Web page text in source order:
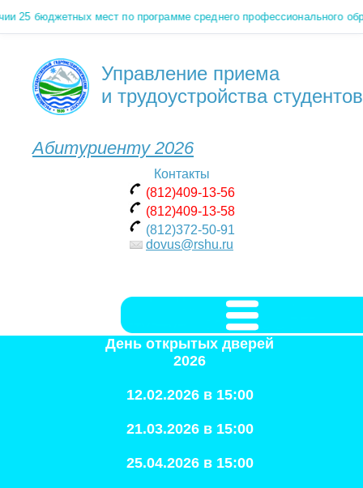
мест по программе среднего профессионального
Управление приема
и трудоустройства студентов
Абитуриенту 2026
Контакты
(812)409-13-56
(812)409-13-58
(812)372-50-91
dovus@rshu.ru
День открытых дверей
2026
12.02.2026 в 15:00
21.03.2026 в 15:00
25.04.2026 в 15:00